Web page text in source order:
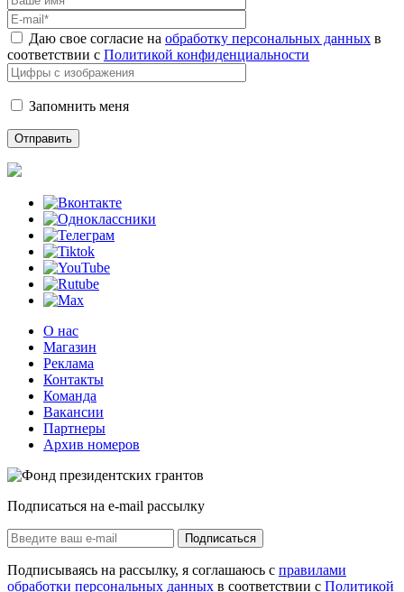
Даю свое согласие на обработку персональных данных в
соответствии с Политикой конфиденциальности
Запомнить меня
О нас
Магазин
Реклама
Контакты
Команда
Вакансии
Партнеры
Архив номеров
Подписаться на e-mail рассылку
Подписаться
Подписываясь на рассылку, я соглашаюсь с правилами
обработки персональных данных в соответствии с Политикой